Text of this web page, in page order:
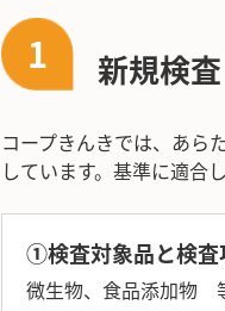
1 新規検査
コープきんきでは、あら
しています。基準に適合
①検査対象品と検査
微生物、食品添加物